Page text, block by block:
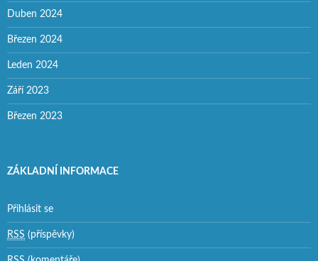
Duben 2024
Březen 2024
Leden 2024
Září 2023
Březen 2023
ZÁKLADNÍ INFORMACE
Přihlásit se
RSS (příspěvky)